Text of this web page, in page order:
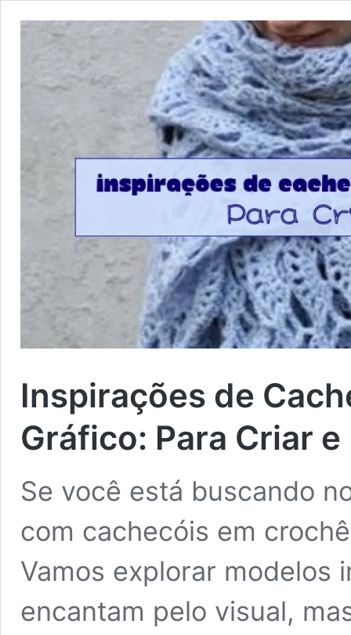
Inspirações de
Gráfico: Para Criar
Se você está buscando
com cachecóis em
Vamos explorar modelos
encantam pelo visual,